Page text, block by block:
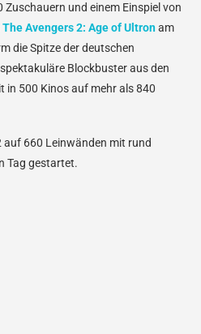
und einem Einspiel von
The Avengers 2: Age of Ultronam
die Spitze der deutschen
Blockbuster aus den
in 500 Kinos auf mehr als 840
auf 660 Leinwänden mit rund
Tag gestartet.